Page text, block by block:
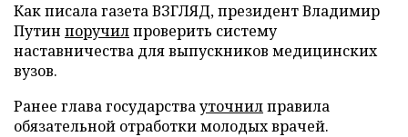
Как писала газета ВЗГЛЯД, президент Владимир
Путин поручилпроверить систему
наставничества для выпускников медицинских
вузов.
Ранее глава государствауточнилправила
обязательной отработки молодых врачей.